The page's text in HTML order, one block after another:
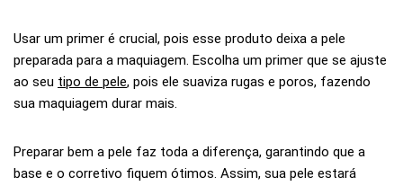
Usar um primer é crucial, pois esse produto deixa a pele
preparada para a maquiagem. Escolha um primer que se ajuste
ao seu tipo de pele, pois ele suaviza rugas e poros, fazendo
sua maquiagem durar mais.
Preparar bem a pele faz toda a diferença, garantindo que a
base e o corretivo fiquem ótimos. Assim, sua pele estará